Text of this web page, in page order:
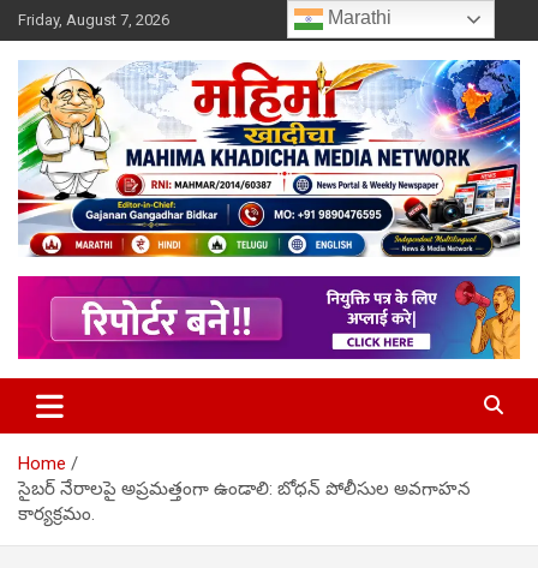
Skip
to
content
Friday, August 7, 2026
Mahimakhadicha
Home
సైబర్ నేరాలపై అప్రమత్తంగా ఉండాలి: బోధన్ పోలీసుల అవగాహన
కార్యక్రమం.
Marathi